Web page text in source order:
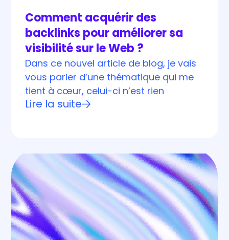
Comment acquérir des
backlinks pour améliorer sa
visibilité sur le Web ?
Dans ce nouvel article de blog, je vais
vous parler d’une thématique qui me
tient à cœur, celui-ci n’est rien
Lire la suite